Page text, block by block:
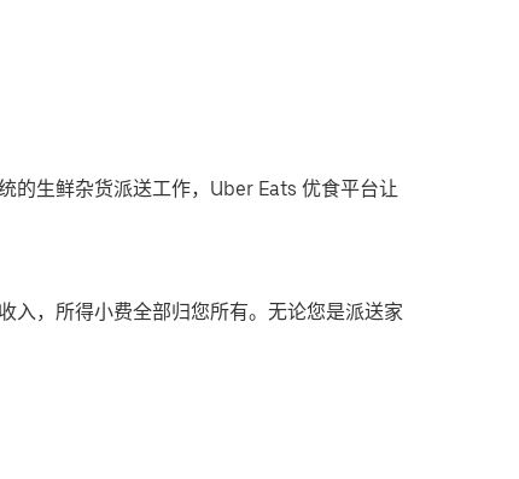
的生鲜杂货派送工作，Uber Eats 优食平台让
入，所得小费全部归您所有。无论您是派送家